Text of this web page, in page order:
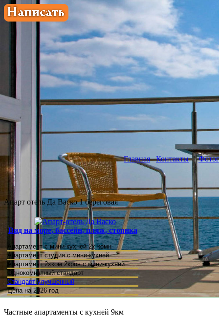
Главная Контакты
Апарт отель Да Васко 1 береговая
Вид на море, бассейн, пляж, стоянка
Апартамент с мини-кухней 2х комн
Апартамент студияс мини-кухней
Апартамент 2хком.2кров.с мини-кухней
Однокомнатный стандарт
Стандарт улучшенный
Цена на 2026 год
Частные апартаменты с кухней 9км